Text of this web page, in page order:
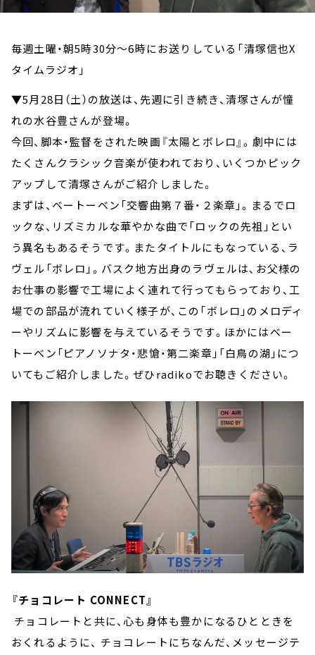
毎週土曜・朝5時30分～6時にお送りしている「清塚信也X
タイムラジオ」
▼5月28日（土）の放送は、先週に引き続き、清塚さんが憧
れの水谷豊さんが登場。
今回、脚本・監督をされた映画『太陽とボレロ』。劇中には
たくさんクラシック音楽が使われており、いくつかピック
アップして清塚さんがご紹介しました。
まずは、ベートーベン「交響曲第７番・２楽章」。まるでロ
ックな、リズミカルな華やかな曲で「ロックの先祖」とい
う異名もあるそうです。またタイトルにもなっている、ラ
ヴェル「ボレロ」。バスク地方出身のラヴェルは、お父様の
お仕事の影響で工場によく連れて行ってもらっており、工
場での部品が流れていく様子が、この「ボレロ」のメロディ
ーやリズムに影響を与えているそうです。ほかにはベー
トーベン「ピアノソナタ・悲愴・第二楽章」「白鳥の湖」につ
いてもご紹介しました。ぜひradikoでお聴きください。
『チョコレート CONNECT』
チョコレートと共に、心も身体も豊かになるひとときを
おくれるように、 チョコレートにちなんだ、メッセージテ